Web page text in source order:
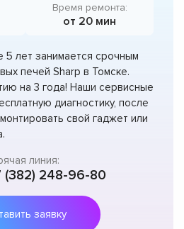
Время ремонта:
от 20 мин
5 лет занимается срочным
печей Sharp в Томске.
на 3 года! Наши сервисные
диагностику, после
свой гаджет или
линия:
(382) 248-96-80
Оставить заявку